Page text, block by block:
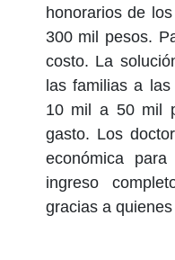
honorarios de
300 mil pesos.
costo. La
las familias a
10 mil a 50 mil
gasto. Los
económica
ingreso
gracias a